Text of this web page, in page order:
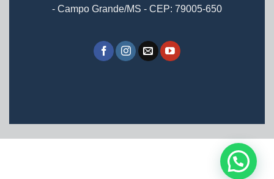
- Campo Grande/MS - CEP: 79005-650